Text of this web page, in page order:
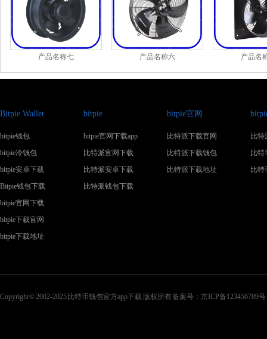
产品名称七 产品名称六 产品名
Bitpie Wallet
bitpie钱包
bitpie冷钱包
bitpie安卓下载
Bitpie钱包下载
bitpie官网下载
bitpie下载官网
bitpie下载地址
bitpie
bitpie官网下载app
比特派官网下载
比特派安卓下载
比特派钱包下载
bitpie官网
比特派下载官网
比特派下载钱包
比特派下载地址
比特
比特
比特
Copyright © 2002-2025 比特币钱包官方app下载 版权所有 备案号：京ICP备123456789号